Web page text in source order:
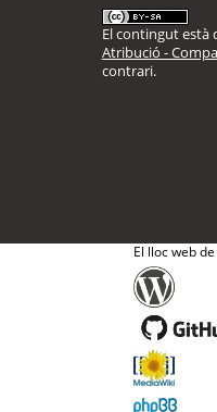
El contingut està
Atribució -
contrari.
El lloc web